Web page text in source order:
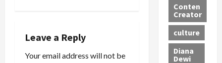
v
i
Leave a Reply
Your email address will not be
Conten
Creator
culture
Diana
Dewi